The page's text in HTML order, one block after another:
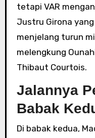
tetapi VAR
Justru Girona
menjelang turun
melengkung
Thibaut Courtois.
Jalannya
Babak
Di babak kedua,